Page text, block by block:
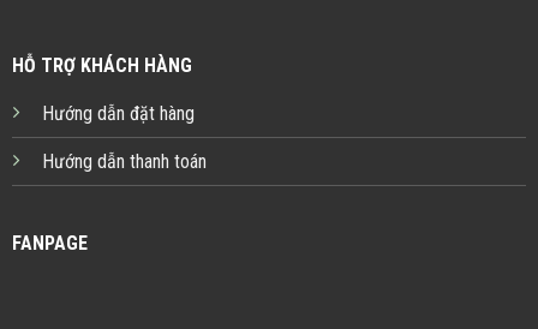
HỖ TRỢ KHÁCH HÀNG
Hướng dẫn đặt hàng
Hướng dẫn thanh toán
FANPAGE